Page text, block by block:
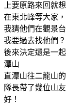
上要原路來回就
在東北峰等大家
我猜他們在觀景
我要過去找他們
後來決定還是一
潭山
直潭山往二龍山
隊長帶了幾位山
好！